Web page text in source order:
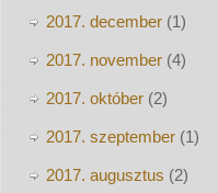
2017. december(1)
2017. november(4)
2017. október(2)
2017. szeptember(1)
2017. augusztus (2)